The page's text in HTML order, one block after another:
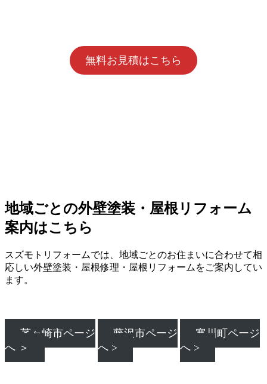
無料お見積はこちら
地域ごとの外壁塗装・屋根リフォーム
案内はこちら
スズモトリフォームでは、地域ごとのお住まいに合わせて相
応しい外壁塗装・屋根修理・屋根リフォームをご案内してい
ます。
茅ヶ崎市ページ
へ ＞
藤沢市ページ
へ >
寒川町ページ
へ >